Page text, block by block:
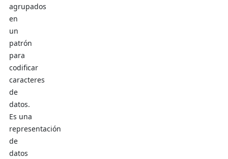
agrupados
en
un
patrón
para
codificar
caracteres
de
datos.
Es una
representación
de
datos